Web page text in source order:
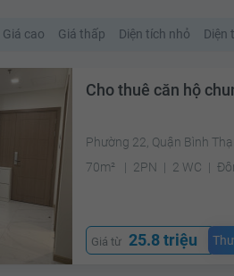
Giá cao Giá thấp Diện tích nhỏ Diện
Cho thuê căn hộ
Phường 22, Quận Bình
70m²
2PN 2 WC
Giá từ 25.8 triệu